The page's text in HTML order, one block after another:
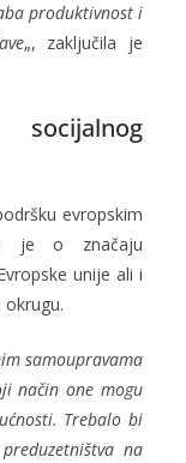
produktivnost i
„, zaključila je
evropskim
je o značaju
unije ali i
samoupravama
način one mogu
Trebalo bi
na